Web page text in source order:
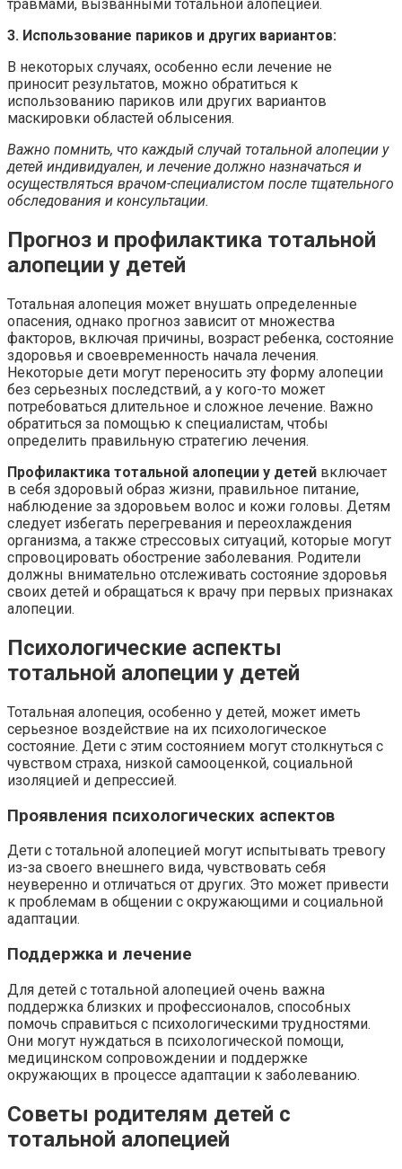
травмами, вызванными тотальной алопецией.
3. Использование париков и других вариантов:
В некоторых случаях, особенно если лечение не
приносит результатов, можно обратиться к
использованию париков или других вариантов
маскировки областей облысения.
Важно помнить, что каждый случай тотальной алопеции у
детей индивидуален, и лечение должно назначаться и
осуществляться врачом-специалистом после тщательного
обследования и консультации.
Прогноз и профилактика тотальной
алопеции у детей
Тотальная алопеция может внушать определенные
опасения, однако прогноз зависит от множества
факторов, включая причины, возраст ребенка, состояние
здоровья и своевременность начала лечения.
Некоторые дети могут переносить эту форму алопеции
без серьезных последствий, а у кого-то может
потребоваться длительное и сложное лечение. Важно
обратиться за помощью к специалистам, чтобы
определить правильную стратегию лечения.
Профилактика тотальной алопеции у детей включает
в себя здоровый образ жизни, правильное питание,
наблюдение за здоровьем волос и кожи головы. Детям
следует избегать перегревания и переохлаждения
организма, а также стрессовых ситуаций, которые могут
спровоцировать обострение заболевания. Родители
должны внимательно отслеживать состояние здоровья
своих детей и обращаться к врачу при первых признаках
алопеции.
Психологические аспекты
тотальной алопеции у детей
Тотальная алопеция, особенно у детей, может иметь
серьезное воздействие на их психологическое
состояние. Дети с этим состоянием могут столкнуться с
чувством страха, низкой самооценкой, социальной
изоляцией и депрессией.
Проявления психологических аспектов
Дети с тотальной алопецией могут испытывать тревогу
из-за своего внешнего вида, чувствовать себя
неуверенно и отличаться от других. Это может привести
к проблемам в общении с окружающими и социальной
адаптации.
Поддержка и лечение
Для детей с тотальной алопецией очень важна
поддержка близких и профессионалов, способных
помочь справиться с психологическими трудностями.
Они могут нуждаться в психологической помощи,
медицинском сопровождении и поддержке
окружающих в процессе адаптации к заболеванию.
Советы родителям детей с
тотальной алопецией